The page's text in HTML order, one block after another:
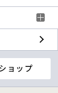
ョップ